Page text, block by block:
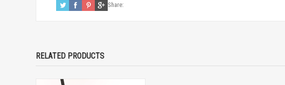
Share:
RELATED PRODUCTS